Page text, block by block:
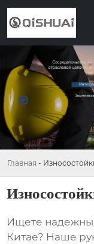
Главная -
Ищете
Китае? Наше